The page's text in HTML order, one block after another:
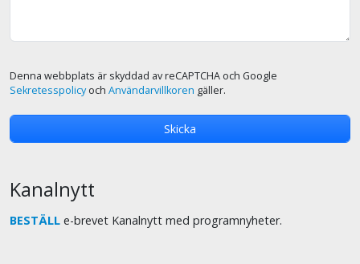
Denna webbplats är skyddad av reCAPTCHA och Google
Sekretesspolicyoch Användarvillkoren gäller.
Kanalnytt
BESTÄLL e-brevet Kanalnytt med programnyheter.